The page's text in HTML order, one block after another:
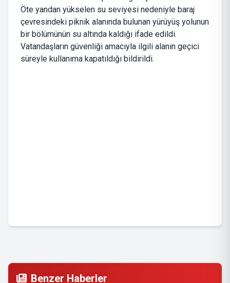
Öte yandan yükselen su seviyesi nedeniyle baraj
çevresindeki piknik alanında bulunan yürüyüş yolunun
bir bölümünün su altında kaldığı ifade edildi.
Vatandaşların güvenliği amacıyla ilgili alanın geçici
süreyle kullanıma kapatıldığı bildirildi.
Benzer Haberler